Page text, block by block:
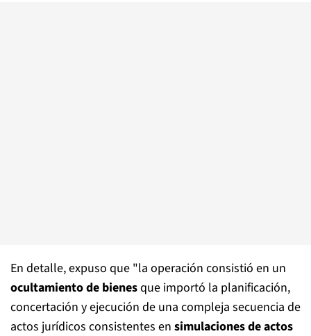
En detalle, expuso que "la operación consistió en un
ocultamiento de bienesque importó la planificación,
concertación y ejecución de una compleja secuencia de
actos jurídicos consistentes en simulaciones de actos